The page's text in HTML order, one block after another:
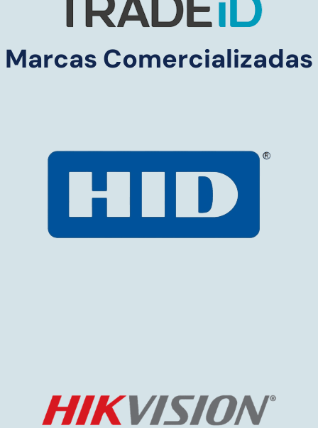
Marcas Comercializadas